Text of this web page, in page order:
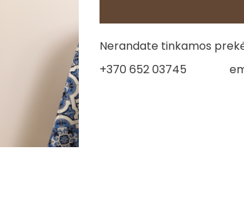
Nerandate tinkamos
+370 652 03745